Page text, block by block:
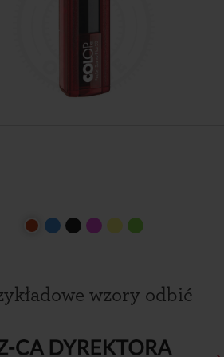
wzory odbić